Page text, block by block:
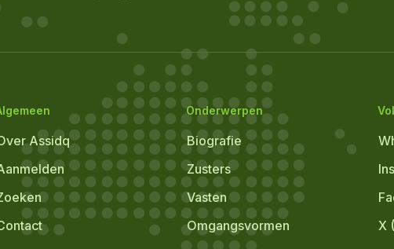
Assidq
Onderwerpen
Biografie
Zusters
Vasten
Omgangsvormen
X